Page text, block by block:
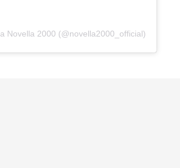
Novella 2000 (@novella2000_official)